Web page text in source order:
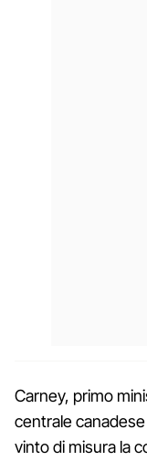
Carney, primo
centrale
vinto di misura la